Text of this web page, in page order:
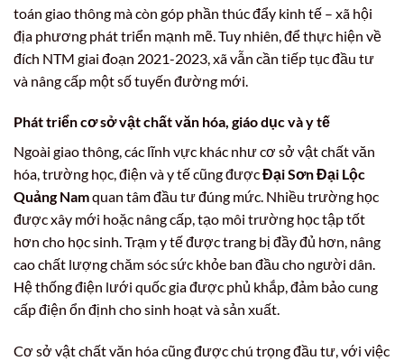
toán giao thông mà còn góp phần thúc đẩy kinh tế – xã hội
địa phương phát triển mạnh mẽ. Tuy nhiên, để thực hiện về
đích NTM giai đoạn 2021-2023, xã vẫn cần tiếp tục đầu tư
và nâng cấp một số tuyến đường mới.
Phát triển cơ sở vật chất văn hóa, giáo dục và y tế
Ngoài giao thông, các lĩnh vực khác như cơ sở vật chất văn
hóa, trường học, điện và y tế cũng đượcĐại Sơn Đại Lộc
Quảng Namquan tâm đầu tư đúng mức. Nhiều trường học
được xây mới hoặc nâng cấp, tạo môi trường học tập tốt
hơn cho học sinh. Trạm y tế được trang bị đầy đủ hơn, nâng
cao chất lượng chăm sóc sức khỏe ban đầu cho người dân.
Hệ thống điện lưới quốc gia được phủ khắp, đảm bảo cung
cấp điện ổn định cho sinh hoạt và sản xuất.
Cơ sở vật chất văn hóa cũng được chú trọng đầu tư, với việc